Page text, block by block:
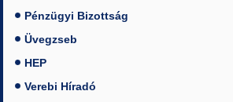
Pénzügyi Bizottság
Üvegzseb
HEP
Verebi Híradó